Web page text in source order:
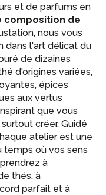
et de parfums en
composition de
nous vous
dans l'art délicat du
de dizaines
d'origines variées,
épices
aux vertus
que vous
créer. Guidé
atelier est une
temps où vos sens
à
thés, à
parfait et à